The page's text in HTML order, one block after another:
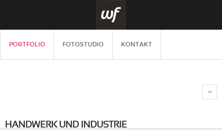
PORTFOLIO FOTOSTUDIO KONTAKT
HANDWERK UND INDUSTRIE